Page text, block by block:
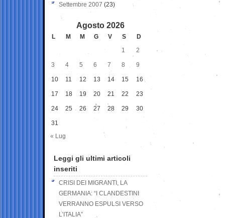
Settembre 2007 (23)
Agosto 2026
L M M G V S
D
1
2
3 4 5 6 7 8 9
10 11 12 13 14 15 16
17 18 19 20 21 22 23
24 25 26 27 28 29 30
31
« Lug
Leggi gli ultimi articoli
inseriti
CRISI DEI MIGRANTI, LA
GERMANIA: “I CLANDESTINI
VERRANNO ESPULSI VERSO
L’ITALIA”